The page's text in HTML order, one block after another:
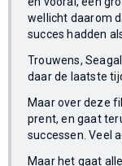
wellicht daarom
succes hadden
Trouwens,
daar de laatste
Maar over deze
prent, en gaat
successen. Veel
Maar het gaat